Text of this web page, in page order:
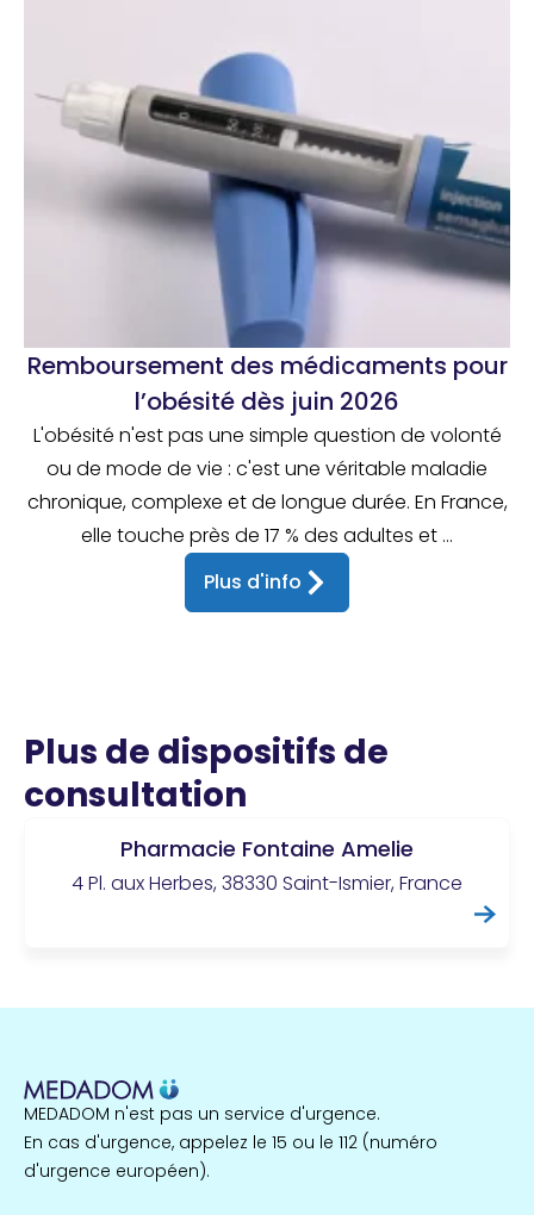
Remboursement des médicaments pour
l’obésité dès juin 2026
L'obésité n'est pas une simple question de volonté
ou de mode de vie : c'est une véritable maladie
chronique, complexe et de longue durée. En France,
elle touche près de 17 % des adultes et ...
Plus d'info
Plus de dispositifs de
consultation
Pharmacie Fontaine Amelie
4 Pl. aux Herbes, 38330 Saint-Ismier, France
MEDADOM n'est pas un service d'urgence.
En cas d'urgence, appelez le 15 ou le 112 (numéro
d'urgence européen).